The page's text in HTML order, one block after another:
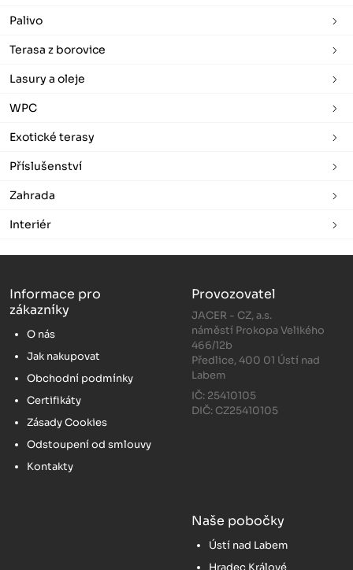
Palivo
Terasa z borovice
Lasury a oleje
WPC
Exotické terasy
Příslušenství
Zahrada
Interiér
Informace pro
zákazníky
O nás
Jak nakupovat
Obchodní podmínky
Certifikáty
Zásady Cookies
Odstoupení od smlouvy
Kontakty
Provozovatel
JACER - CZ, a.s.
náměstí Prokopa Velikého
466/12b
Předlice, 400 01 Ústí nad
Labem
IČ: 25410105
DIČ: CZ25410105
Naše pobočky
Ústí nad Labem